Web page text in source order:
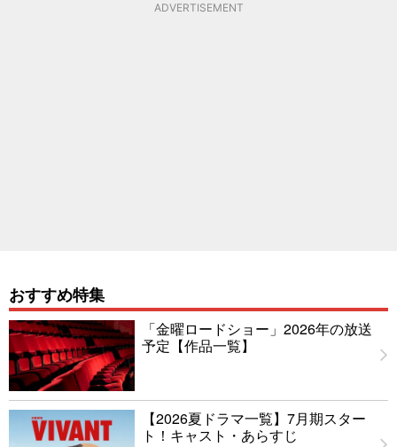
ADVERTISEMENT
おすすめ特集
「金曜ロードショー」2026年の放送
予定【作品一覧】
【2026夏ドラマ一覧】7月期スター
ト！キャスト・あらすじ